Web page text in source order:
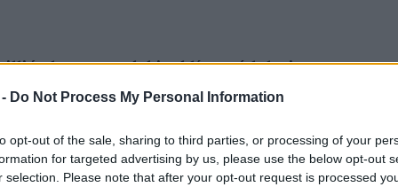
Do Not Process My Personal Information
opt-out of the sale, sharing to third parties, or processing of your
for targeted advertising by us, please use the below opt-out
selection. Please note that after your opt-out request is processed
tesznek ki a klímavédelmi
elektromos autók vásárlásakor és
igénybe vehető adóhitelek
szélesítését ösztönző források. Ezen
dolláros aszály-alapot az egyre